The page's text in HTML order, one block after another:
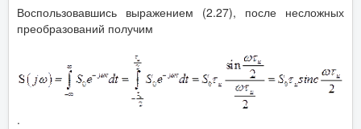
Воспользовавшись выражением (2.27), после несложных
преобразований получим
.